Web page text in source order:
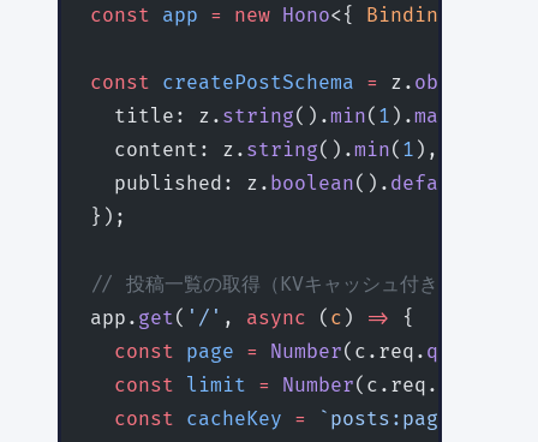
const app = new Hono<{ Bindings
const createPostSchema = z. object
  title: z.
string().min( 1 ).max
  content: z.
string().min( 1 ),
  published: z.
boolean(). default
});
// 投稿一覧の取得（KVキャッシュ付き）
app. get( '/' , async ( c ) => {
  const
page = Number(c.req. query
  const
limit = Number(c.req.
  const
cacheKey = `posts:page:${